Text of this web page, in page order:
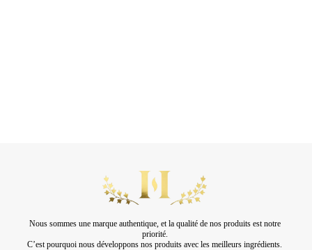
Nous sommes une marque authentique, et la qualité de nos produits est notre
priorité.
C’est pourquoi nous développons nos produits avec les meilleurs ingrédients.